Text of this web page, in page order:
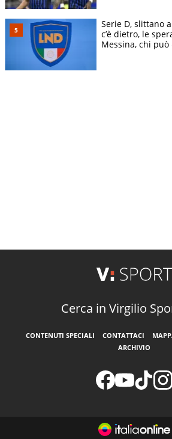
Serie D, slittano
c’è dietro, le
Messina, chi
Cerca in Virgilio
CONTENUTI SPECIALI CONTATTACI
ARCHIVIO